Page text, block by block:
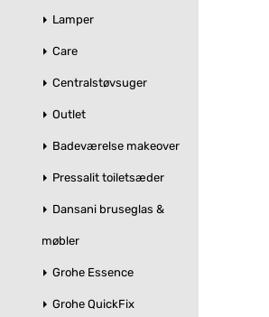
Lamper
Care
Centralstøvsuger
Outlet
Badeværelse makeover
Pressalit toiletsæder
Dansani bruseglas &
møbler
Grohe Essence
Grohe QuickFix